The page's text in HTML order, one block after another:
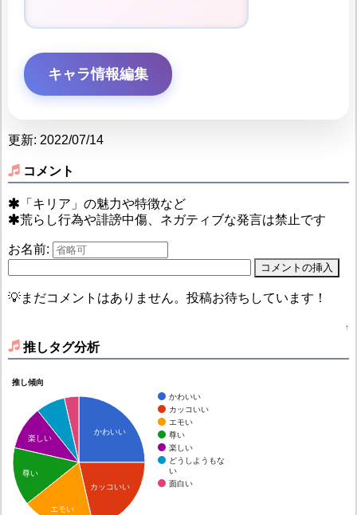
キャラ情報編集
更新: 2022/07/14
コメント
「キリア」の魅力や特徴など
荒らし行為や誹謗中傷、ネガティブな発言は禁止です
お名前:
💡まだコメントはありません。投稿お待ちしています！
↑
推しタグ分析
推し傾向
かわいい
カッコいい
エモい
尊い
楽しい
どうしようもな
い
面白い
かわいい
カッコいい
楽しい
尊い
エモい